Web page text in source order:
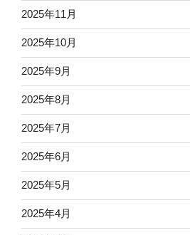
2025年11月
2025年10月
2025年9月
2025年8月
2025年7月
2025年6月
2025年5月
2025年4月